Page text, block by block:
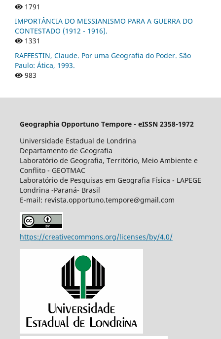
1791
IMPORTÂNCIA DO MESSIANISMO PARA A GUERRA DO
CONTESTADO (1912 - 1916).
1331
RAFFESTIN, Claude. Por uma Geografia do Poder. São
Paulo: Ática, 1993.
983
Geographia Opportuno Tempore - eISSN 2358-1972
Universidade Estadual de Londrina
Departamento de Geografia
Laboratório de Geografia, Território, Meio Ambiente e
Conflito - GEOTMAC
Laboratório de Pesquisas em Geografia Física - LAPEGE
Londrina -Paraná- Brasil
E-mail: revista.opportuno.tempore@gmail.com
https://creativecommons.org/licenses/by/4.0/